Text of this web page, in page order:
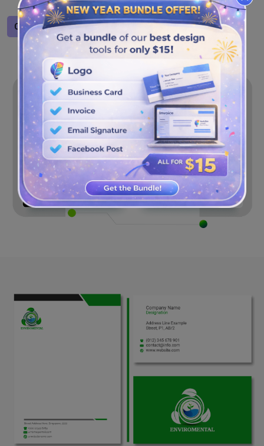
maintenant!
Concevoir un logo